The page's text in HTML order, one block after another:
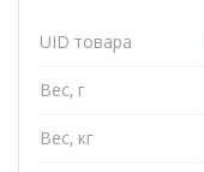
UID товара
Вес, г
Вес, кг